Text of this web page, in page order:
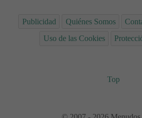
Publicidad Quiénes Somos
Uso de las Cookies
Top